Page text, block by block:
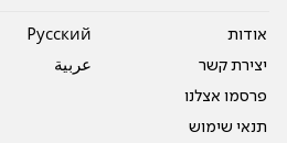
אודות
יצירת קשר
פרסמו אצלנו
תנאי שימוש
Pусский
عربية